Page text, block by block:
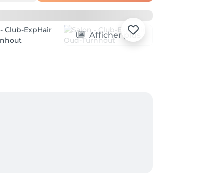
Afficher plus